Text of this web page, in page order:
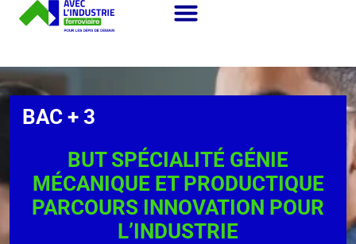
BAC + 3
BUT SPÉCIALITÉ GÉNIE
MÉCANIQUE ET PRODUCTIQUE
PARCOURS INNOVATION POUR
L’INDUSTRIE